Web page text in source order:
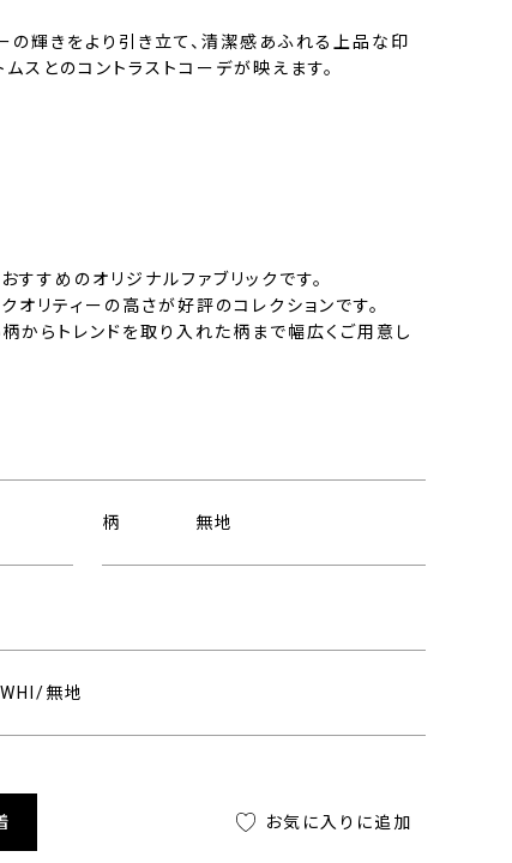
の輝きをより引き立て、清潔感あふれる上品な印
スとのコントラストコーデが映えます。
すめのオリジナルファブリックです。
オリティーの高さが好評のコレクションです。
からトレンドを取り入れた柄まで幅広くご用意し
柄 無地
無地
お気に入りに追加